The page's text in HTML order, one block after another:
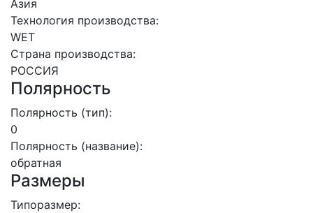
Азия
Технология производства:
WET
Страна производства:
РОССИЯ
Полярность
Полярность (тип):
0
Полярность (название):
обратная
Размеры
Типоразмер: